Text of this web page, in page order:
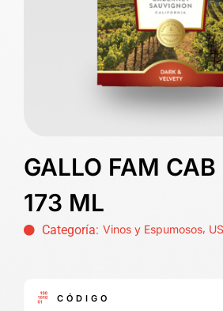
GALLO FAM
173 ML
Categoría: Vinos y Espumosos,
CÓDIGO